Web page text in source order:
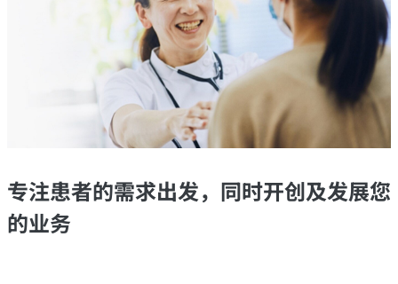
专注患者的需求出发，同时开创及发展您
的业务